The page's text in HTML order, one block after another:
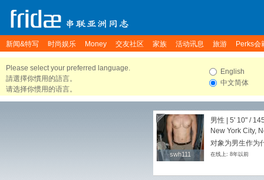
新闻&特写 时尚娱乐 Money 交友社区 家族 活动讯息 旅游 Perks会
Please select your preferred language.
請選擇你慣用的語言。
请选择你惯用的语言。
English
中文简体
swh111
swh111
男性 | 5' 10" /
New York City,
对象为男生作为
在线上: 8年以前